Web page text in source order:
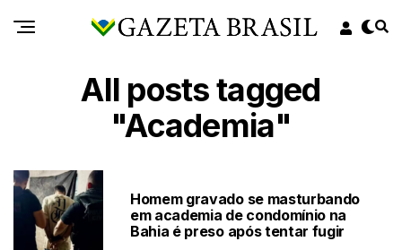
All posts tagged
"Academia"
Homem gravado se masturbando
em academia de condomínio na
Bahia é preso após tentar fugir